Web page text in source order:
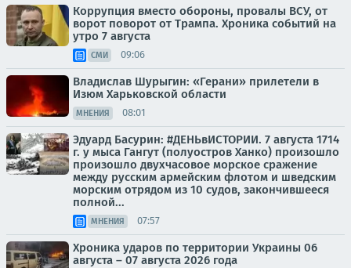
Коррупция вместо обороны, провалы ВСУ, от
ворот поворот от Трампа. Хроника событий на
утро 7 августа
СМИ 09:06
Владислав Шурыгин: «Герани» прилетели в
Изюм Харьковской области
МНЕНИЯ 08:01
Эдуард Басурин: #ДЕНЬвИСТОРИИ. 7 августа 1714
г. у мыса Гангут (полуостров Ханко) произошло
произошло двухчасовое морское сражение
между русским армейским флотом и шведским
морским отрядом из 10 судов, закончившееся
полной...
МНЕНИЯ 07:57
Хроника ударов по территории Украины 06
августа – 07 августа 2026 года